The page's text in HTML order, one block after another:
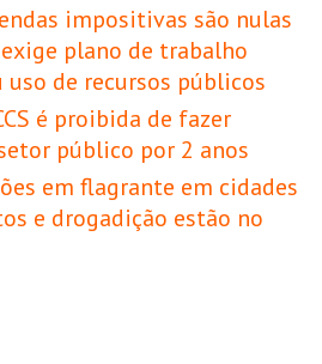
impositivas são nulas
exige plano de trabalho
de recursos públicos
é proibida de fazer
público por 2 anos
em flagrante em cidades
e drogadição estão no